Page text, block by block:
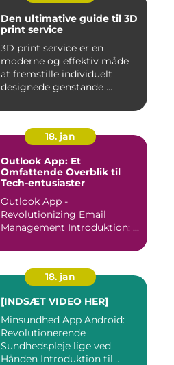
Den ultimative guide til 3D
print service
3D print service er en
moderne og effektiv måde
at fremstille individuelt
designede genstande ...
18. jan
Outlook App: Et
Omfattende Overblik til
Tech-entusiaster
Outlook App -
Revolutionizing Email
Management Introduktion: ...
18. jan
[INDSÆT VIDEO HER]
Minsundhed App Android:
Revolutionerende
Sundhedspleje lige ved
Hånden Introduktion til